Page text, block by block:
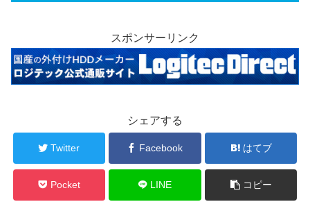
スポンサーリンク
シェアする
Twitter Facebook はてブ
Pocket LINE コピー